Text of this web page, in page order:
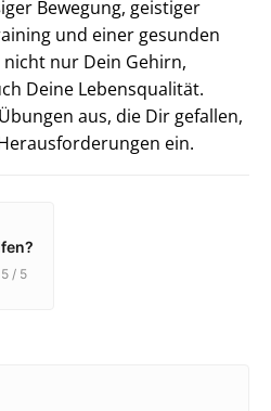
Bewegung, geistiger
und einer gesunden
nur Dein Gehirn,
Deine Lebensqualität.
aus, die Dir gefallen,
ein.
5 / 5